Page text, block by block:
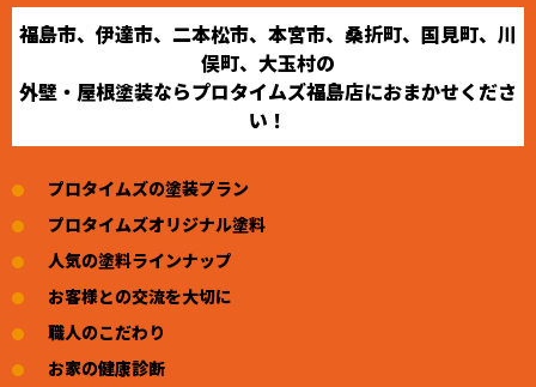
福島市、伊達市、二本松市、本宮市、桑折町、国見町、川
俣町、大玉村の
外壁・屋根塗装ならプロタイムズ福島店におまかせくださ
い！
プロタイムズの塗装プラン
プロタイムズオリジナル塗料
人気の塗料ラインナップ
お客様との交流を大切に
職人のこだわり
お家の健康診断